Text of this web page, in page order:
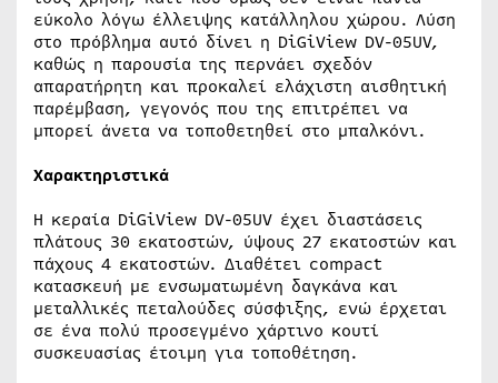
εύκολο λόγω έλλειψης κατάλληλου χώρου. Λύση
στο πρόβλημα αυτό δίνει η DiGiView DV-05UV,
καθώς η παρουσία της περνάει σχεδόν
απαρατήρητη και προκαλεί ελάχιστη αισθητική
παρέμβαση, γεγονός που της επιτρέπει να
μπορεί άνετα να τοποθετηθεί στο μπαλκόνι.
Χαρακτηριστικά
Η κεραία DiGiView DV-05UV έχει διαστάσεις
πλάτους 30 εκατοστών, ύψους 27 εκατοστών και
πάχους 4 εκατοστών. Διαθέτει compact
κατασκευή με ενσωματωμένη δαγκάνα και
μεταλλικές πεταλούδες σύσφιξης, ενώ έρχεται
σε ένα πολύ προσεγμένο χάρτινο κουτί
συσκευασίας έτοιμη για τοποθέτηση.